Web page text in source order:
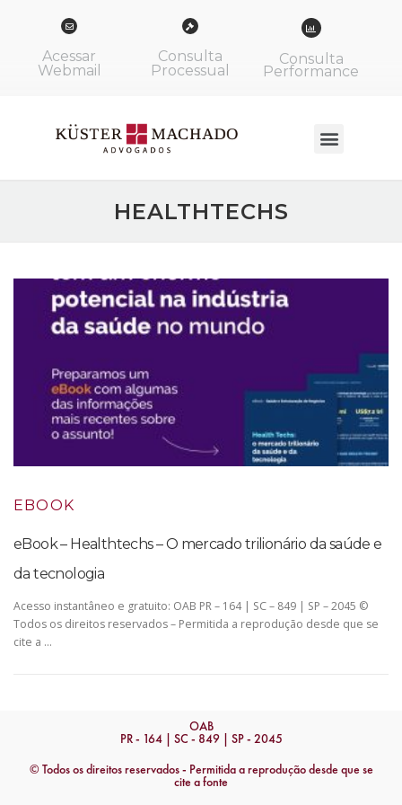
Acessar
Webmail
Consulta
Processual
Consulta
Performance
HEALTHTECHS
EBOOK
eBook – Healthtechs – O mercado trilionário da saúde e
da tecnologia
Acesso instantâneo e gratuito: OAB PR – 164 | SC – 849 | SP – 2045 ©
Todos os direitos reservados – Permitida a reprodução desde que se
cite a …
OAB
PR - 164 | SC - 849 | SP - 2045
© Todos os direitos reservados - Permitida a reprodução desde que se
cite a fonte